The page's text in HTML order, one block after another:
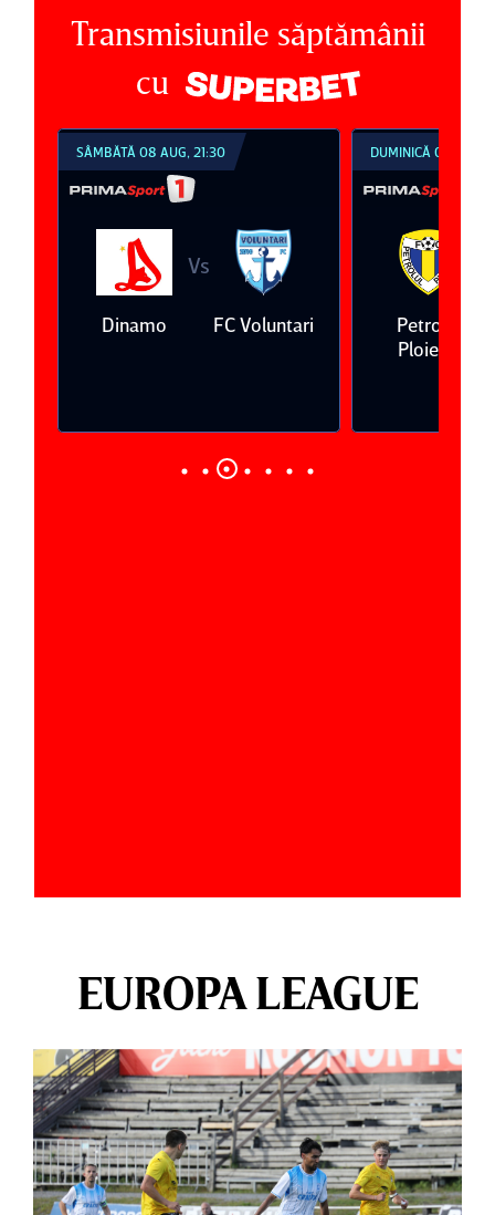
Transmisiunile săptămânii
cu
DUMINICĂ 09 AUG, 18:30
Petrolul
Oţelul Galaţi
DUMINICĂ 09
Craiova
EUROPA LEAGUE